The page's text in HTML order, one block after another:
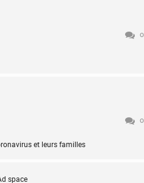
0
0
et leurs familles